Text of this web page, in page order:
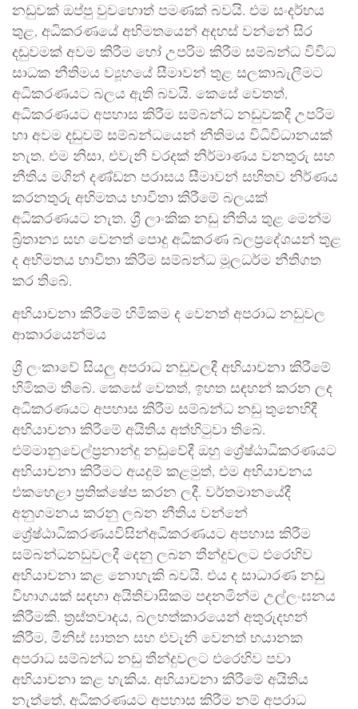
නඩුවක් ඔප්පු වුවහොත් පමණක් බවයි. එම සංදර්භය
තුළ, අධිකරණයේ අභිමතයෙන් අදහස් වන්නේ සිර
දඬුවමක් අවම කිරීම හෝ උපරිම කිරීම සම්බන්ධ විවිධ
සාධක නීතිමය ව්‍යූහයේ සීමාවන් තුළ සලකාබැලීමට
අධිකරණයට බලය ඇති බවයි. කෙසේ වෙතත්,
අධිකරණයට අපහාස කිරීම සම්බන්ධ නඩුවකදී උපරිම
හා අවම දඬුවම් සම්බන්ධයෙන් නීතිමය විධිවිධානයක්
නැත. එම නිසා, එවැනි වරදක් නිර්මාණය වනතුරු සහ
නීතිය මගින් දණ්ඩන පරාසය සීමාවන් සහිතව නිර්ණය
කරනතුරු අභිමතය භාවිතා කිරීමේ බලයක්
අධිකරණයට නැත. ශ්‍රී ලාංකික නඩු නීතිය තුළ මෙන්ම
බ්‍රිතාන්‍ය සහ වෙනත් පොදු අධිකරණ බලප්‍රදේශයන් තුළ
ද අභිමතය භාවිතා කිරීම සම්බන්ධ මූලධර්ම නීතිගත
කර තිබේ.
අභියාචනා කිරීමේ හිමිකම ද වෙනත් අපරාධ නඩුවල
ආකාරයෙන්මය
ශ්‍රී ලංකාවේ සියලු අපරාධ නඩුවලදී අභියාචනා කිරීමේ
හිමිකම තිබේ. කෙසේ වෙතත්, ඉහත සඳහන් කරන ලද
අධිකරණයට අපහාස කිරීම සම්බන්ධ නඩු තුනෙහිදී
අභියාචනා කිරීමේ අයිතිය අත්හිටුවා තිබේ.
එම්මානුවෙල්ප්‍රනාන්දු නඩුවේදී ඔහු ශ්‍රේෂ්ඨාධිකරණයට
අභියාචනා කිරීමට අයදුම් කළමුත්, එම අභියාචනය
එකහෙළා ප්‍රතික්ෂේප කරන ලදී. වර්තමානයේදී
අනුගමනය කරනු ලබන නීතිය වන්නේ
ශ්‍රේෂ්ඨාධිකරණයවිසින්අධිකරණයට අපහාස කිරීම
සම්බන්ධනඩුවලදී දෙනු ලබන තීන්දුවලට එරෙහිව
අභියාචනා කළ නොහැකි බවයි. එය ද සාධාරණ නඩු
විභාගයක් සඳහා අයිතිවාසිකම පදනමින්ම උල්ලංඝනය
කිරීමකි. ත්‍රස්තවාදය, බලහත්කාරයෙන් අතුරුදහන්
කිරීම, මිනිස් ඝාතන සහ එවැනි වෙනත් භයානක
අපරාධ සම්බන්ධ නඩු තීන්දුවලට එරෙහිව පවා
අභියාචනා කළ හැකිය. අභියාචනා කිරීමේ අයිතිය
නැත්තේ, අධිකරණයට අපහාස කිරීම නම් අපරාධ